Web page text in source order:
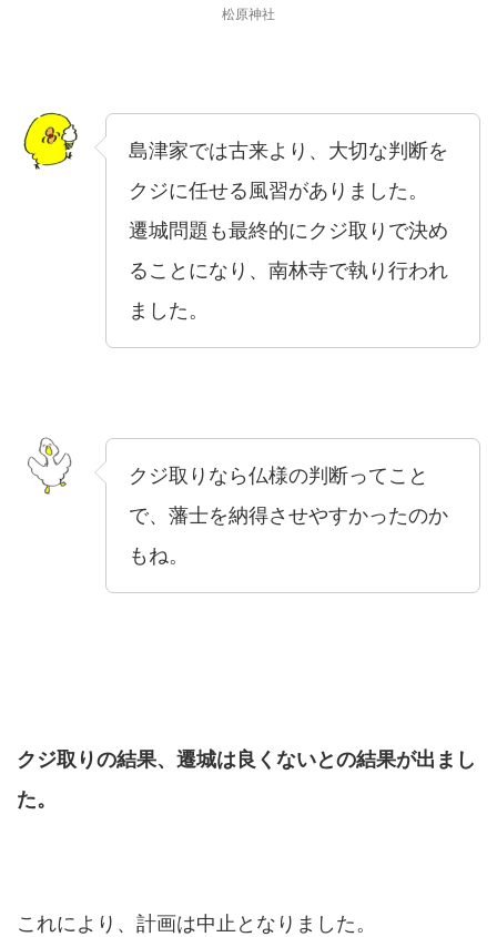
松原神社
島津家では古来より、大切な判断を
クジに任せる風習がありました。
遷城問題も最終的にクジ取りで決め
ることになり、南林寺で執り行われ
ました。
クジ取りなら仏様の判断ってこと
で、藩士を納得させやすかったのか
もね。
クジ取りの結果、遷城は良くないとの結果が出まし
た。
これにより、計画は中止となりました。